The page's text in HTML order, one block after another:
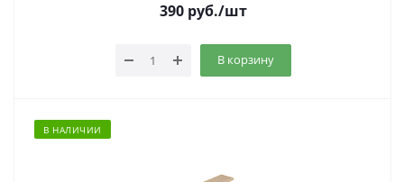
390руб./шт
В корзину
В НАЛИЧИИ